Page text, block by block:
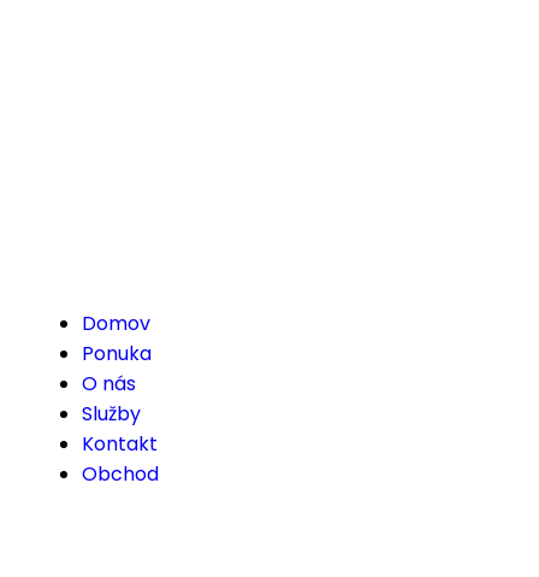
Domov
Ponuka
O nás
Služby
Kontakt
Obchod